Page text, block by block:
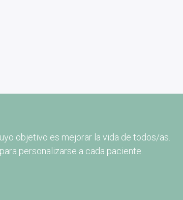
objetivo es mejorar la vida de todos/as.
personalizarse a cada paciente.